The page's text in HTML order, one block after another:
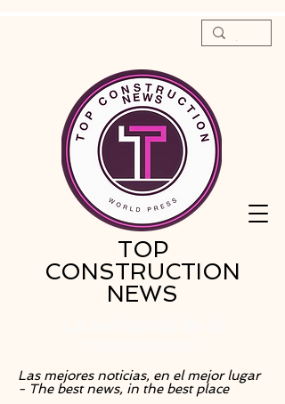
TOP
CONSTRUCTION
NEWS
Las mejores noticias, en el mejor lugar
- The best news, in the best place